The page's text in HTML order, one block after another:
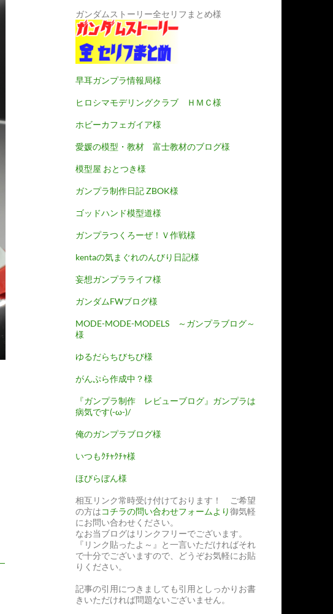
ガンダムストーリー全セリフまとめ様
早耳ガンプラ情報局様
ヒロシマモデリングクラブ ＨＭＣ様
ホビーカフェガイア様
愛媛の模型・教材 富士教材のブログ様
模型屋 おとつき様
ガンプラ制作日記 ZBOK様
ゴッドハンド模型道様
ガンプラつくろーぜ！Ｖ作戦様
kentaの気まぐれのんびり日記様
妄想ガンプラライフ様
ガンダムFWブログ様
MODE-MODE-MODELS ～ガンプラブログ～
様
ゆるだらちびちび様
がんぷら作成中？様
『ガンプラ制作 レビューブログ』ガンプラは
病気です(-ω-)/
俺のガンプラブログ様
いつもｸﾁｬｸﾁｬ様
ほびらぼん様
相互リンク常時受け付けております！ ご希望
の方はコチラの問い合わせフォームより御気軽
にお問い合わせください。
なお当ブログはリンクフリーでございます。
『リンク貼ったよ～』と一言いただければそれ
で十分でございますので、どうぞお気軽にお貼
りください。
記事の引用につきましても引用としっかりお書
きいただければ問題ないございません。